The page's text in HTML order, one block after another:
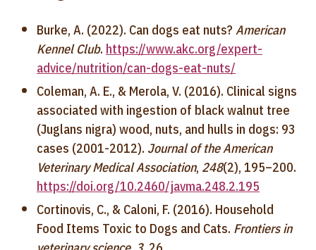
Burke, A. (2022). Can dogs eat nuts? American
Kennel Club. https://www.akc.org/expert-
advice/nutrition/can-dogs-eat-nuts/
Coleman, A. E., & Merola, V. (2016). Clinical signs
associated with ingestion of black walnut tree
(Juglans nigra) wood, nuts, and hulls in dogs: 93
cases (2001-2012). Journal of the American
Veterinary Medical Association, 248(2), 195–200.
https://doi.org/10.2460/javma.248.2.195
Cortinovis, C., & Caloni, F. (2016). Household
Food Items Toxic to Dogs and Cats. Frontiers in